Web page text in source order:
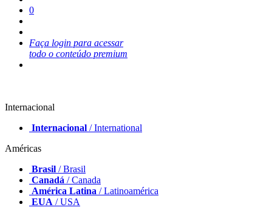
0
Faça login para acessar
todo o conteúdo premium
Internacional
Internacional / International
Américas
Brasil / Brasil
Canadá / Canada
América Latina / Latinoamérica
EUA / USA